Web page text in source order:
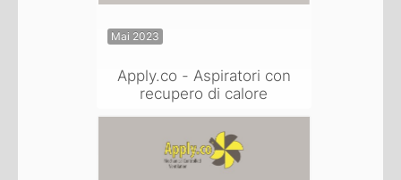
Mai 2023
Apply.co - Aspiratori con
recupero di calore